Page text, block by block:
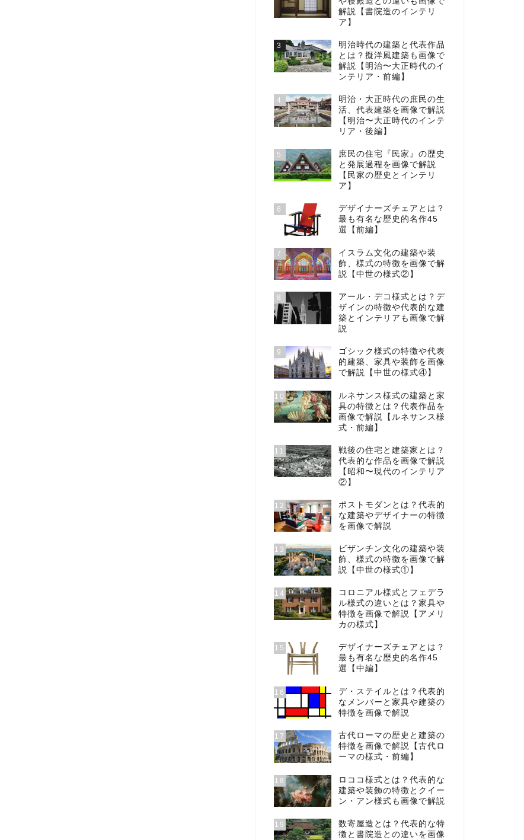
解説【書院造のインテリ
ア】
3
明治時代の建築と代表作品
とは？擬洋風建築も画像で
解説【明治〜大正時代のイ
ンテリア・前編】
4
明治・大正時代の庶民の生
活、代表建築を画像で解説
【明治〜大正時代のインテ
リア・後編】
5
庶民の住宅『民家』の歴史
と発展過程を画像で解説
【民家の歴史とインテリ
ア】
6
デザイナーズチェアとは？
最も有名な歴史的名作45
選【前編】
7
イスラム文化の建築や装
飾、様式の特徴を画像で解
説【中世の様式②】
8
アール・デコ様式とは？デ
ザインの特徴や代表的な建
築とインテリアも画像で解
説
9
ゴシック様式の特徴や代表
的建築、家具や装飾を画像
で解説【中世の様式④】
10
ルネサンス様式の建築と家
具の特徴とは？代表作品を
画像で解説【ルネサンス様
式・前編】
11
戦後の住宅と建築家とは？
代表的な作品を画像で解説
【昭和〜現代のインテリア
②】
12
ポストモダンとは？代表的
な建築やデザイナーの特徴
を画像で解説
13
ビザンチン文化の建築や装
飾、様式の特徴を画像で解
説【中世の様式①】
14
コロニアル様式とフェデラ
ル様式の違いとは？家具や
特徴を画像で解説【アメリ
カの様式】
15
デザイナーズチェアとは？
最も有名な歴史的名作45
選【中編】
16
デ・ステイルとは？代表的
なメンバーと家具や建築の
特徴を画像で解説
17
古代ローマの歴史と建築の
特徴を画像で解説【古代ロ
ーマの様式・前編】
18
ロココ様式とは？代表的な
建築や装飾の特徴とクイー
ン・アン様式も画像で解説
19
数寄屋造とは？代表的な特
徴と書院造との違いを画像